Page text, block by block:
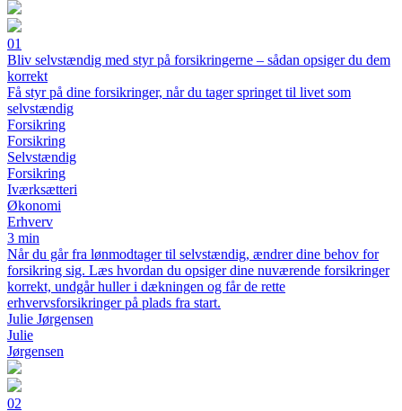
01
Bliv selvstændig med styr på forsikringerne – sådan opsiger du dem
korrekt
Få styr på dine forsikringer, når du tager springet til livet som
selvstændig
Forsikring
Forsikring
Selvstændig
Forsikring
Iværksætteri
Økonomi
Erhverv
3 min
Når du går fra lønmodtager til selvstændig, ændrer dine behov for
forsikring sig. Læs hvordan du opsiger dine nuværende forsikringer
korrekt, undgår huller i dækningen og får de rette
erhvervsforsikringer på plads fra start.
Julie Jørgensen
Julie
Jørgensen
02